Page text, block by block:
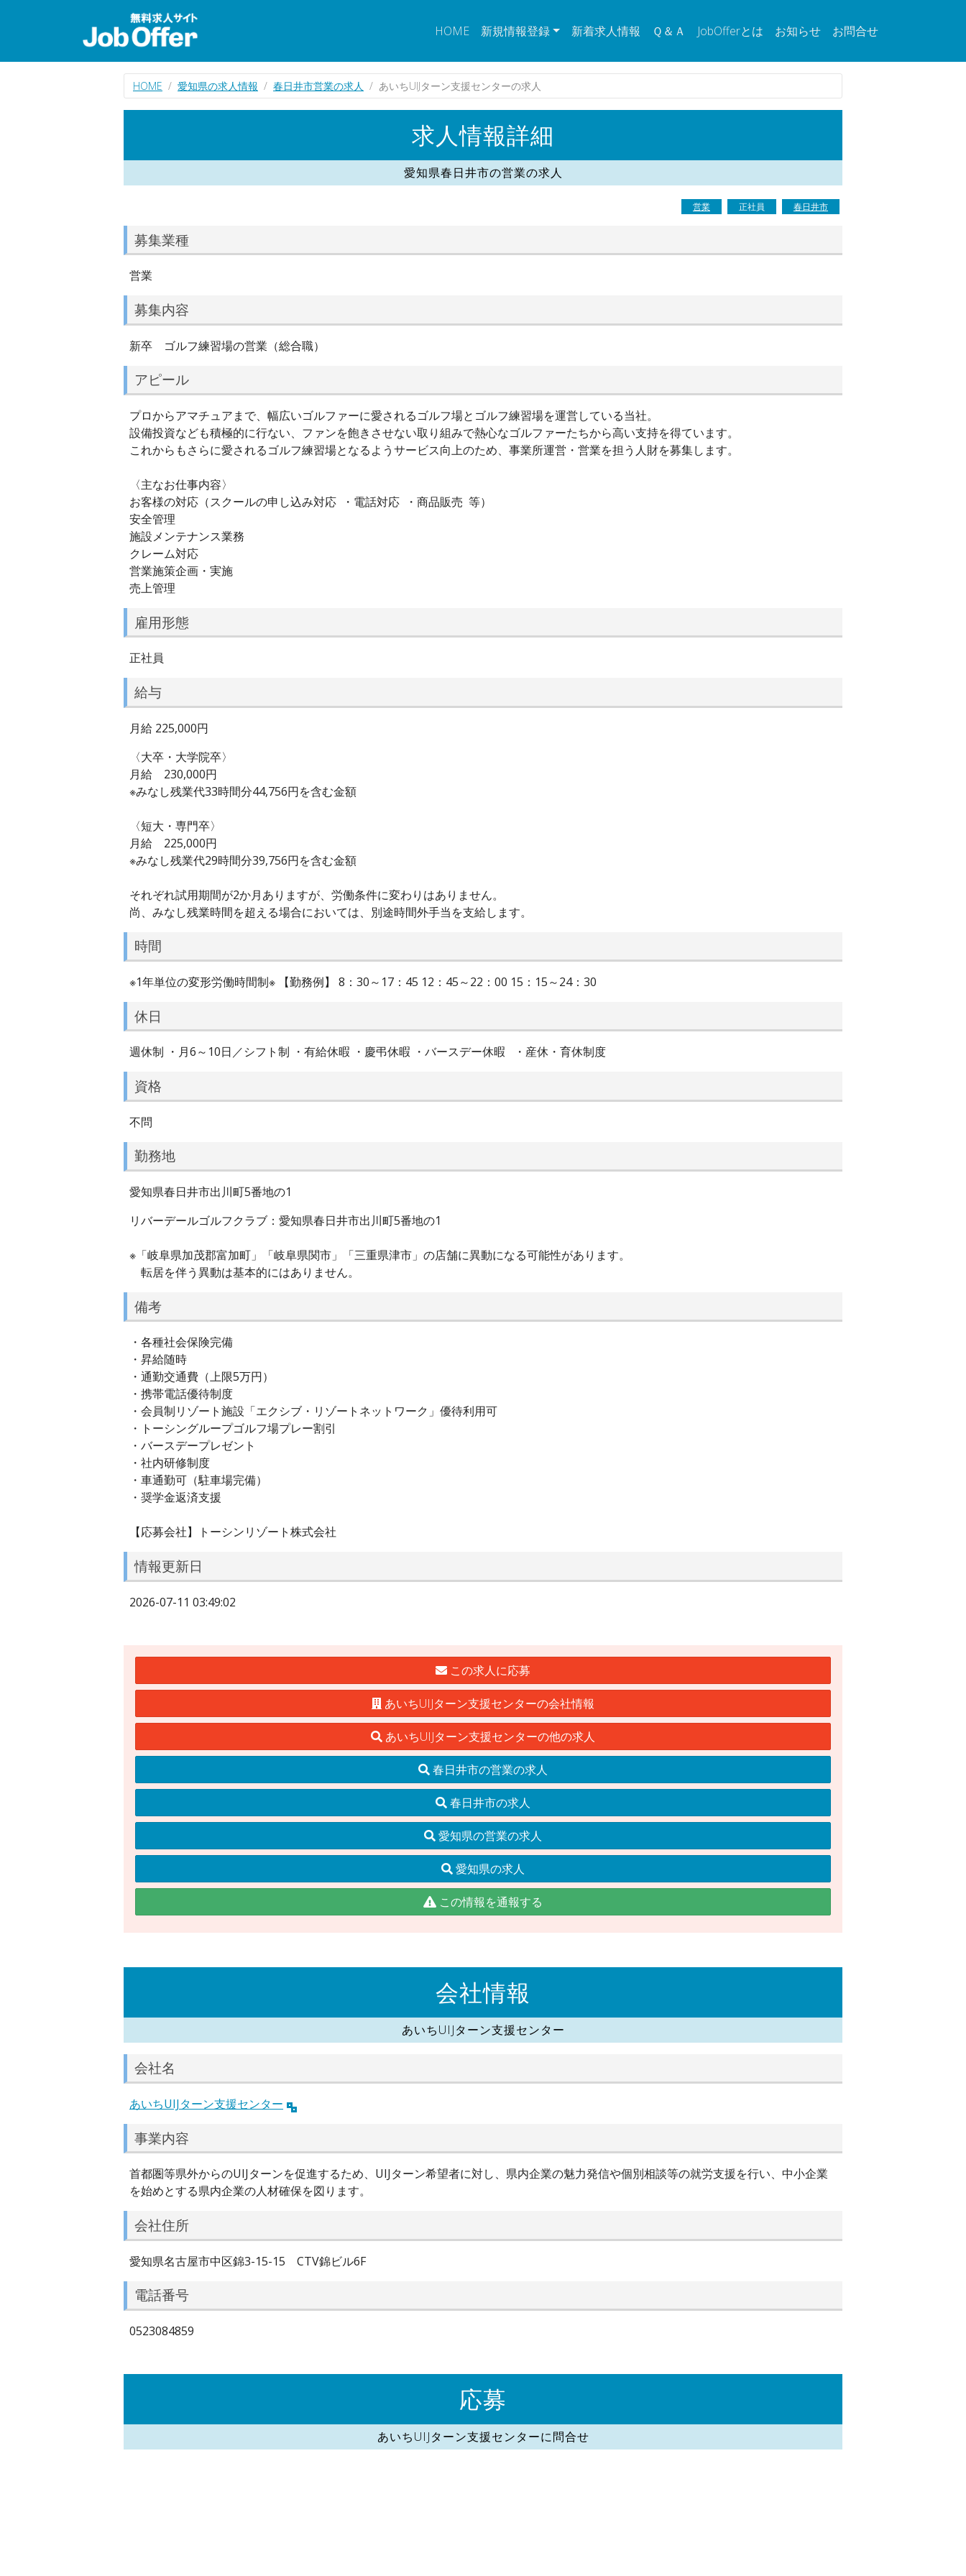
HOME 新規情報登録 新着求人情報 Ｑ＆Ａ JobOfferとは お知らせ お問合せ
HOME 愛知県の求人情報 春日井市営業の求人 あいちUIJターン支援センターの求人
求人情報詳細
愛知県春日井市の営業の求人
営業 正社員 春日井市
募集業種
営業
募集内容
新卒 ゴルフ練習場の営業（総合職）
アピール
プロからアマチュアまで、幅広いゴルファーに愛されるゴルフ場とゴルフ練習場を運営している当社。
設備投資なども積極的に行ない、ファンを飽きさせない取り組みで熱心なゴルファーたちから高い支持を得ています。
これからもさらに愛されるゴルフ練習場となるようサービス向上のため、事業所運営・営業を担う人財を募集します。
〈主なお仕事内容〉
お客様の対応（スクールの申し込み対応 ・電話対応 ・商品販売 等）
安全管理
施設メンテナンス業務
クレーム対応
営業施策企画・実施
売上管理
雇用形態
正社員
給与
月給 225,000円
〈大卒・大学院卒〉
月給 230,000円
※みなし残業代33時間分44,756円を含む金額
〈短大・専門卒〉
月給 225,000円
※みなし残業代29時間分39,756円を含む金額
それぞれ試用期間が2か月ありますが、労働条件に変わりはありません。
尚、みなし残業時間を超える場合においては、別途時間外手当を支給します。
時間
※1年単位の変形労働時間制※ 【勤務例】 8：30～17：45 12：45～22：00 15：15～24：30
休日
週休制 ・月6～10日／シフト制 ・有給休暇 ・慶弔休暇 ・バースデー休暇 ・産休・育休制度
資格
不問
勤務地
愛知県春日井市出川町5番地の1
リバーデールゴルフクラブ：愛知県春日井市出川町5番地の1
※「岐阜県加茂郡富加町」「岐阜県関市」「三重県津市」の店舗に異動になる可能性があります。
転居を伴う異動は基本的にはありません。
備考
・各種社会保険完備
・昇給随時
・通勤交通費（上限5万円）
・携帯電話優待制度
・会員制リゾート施設「エクシブ・リゾートネットワーク」優待利用可
・トーシングループゴルフ場プレー割引
・バースデープレゼント
・社内研修制度
・車通勤可（駐車場完備）
・奨学金返済支援
【応募会社】トーシンリゾート株式会社
情報更新日
2026-07-11 03:49:02
この求人に応募
あいちUIJターン支援センターの会社情報
あいちUIJターン支援センターの他の求人
春日井市の営業の求人
春日井市の求人
愛知県の営業の求人
愛知県の求人
この情報を通報する
会社情報
あいちUIJターン支援センター
会社名
あいちUIJターン支援センター
事業内容
首都圏等県外からのUIJターンを促進するため、UIJターン希望者に対し、県内企業の魅力発信や個別相談等の就労支援を行い、中小企業
を始めとする県内企業の人材確保を図ります。
会社住所
愛知県名古屋市中区錦3-15-15 CTV錦ビル6F
電話番号
0523084859
応募
あいちUIJターン支援センターに問合せ